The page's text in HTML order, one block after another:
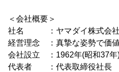
＜会社概要＞
社名 ：ヤマダイ株式会社
経営理念 ：真摯な姿勢で価
会社設立 ：1962年(昭和37年
代表者 ：代表取締役社長